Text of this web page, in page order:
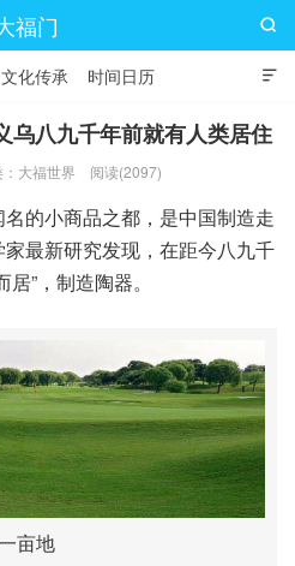
福门

文化传承 时间日历

乌八九千年前就有人类居住
大福世界 阅读(2097)
的小商品之都，是中国制造走
最新研究发现，在距今八九千
”，制造陶器。
亩地